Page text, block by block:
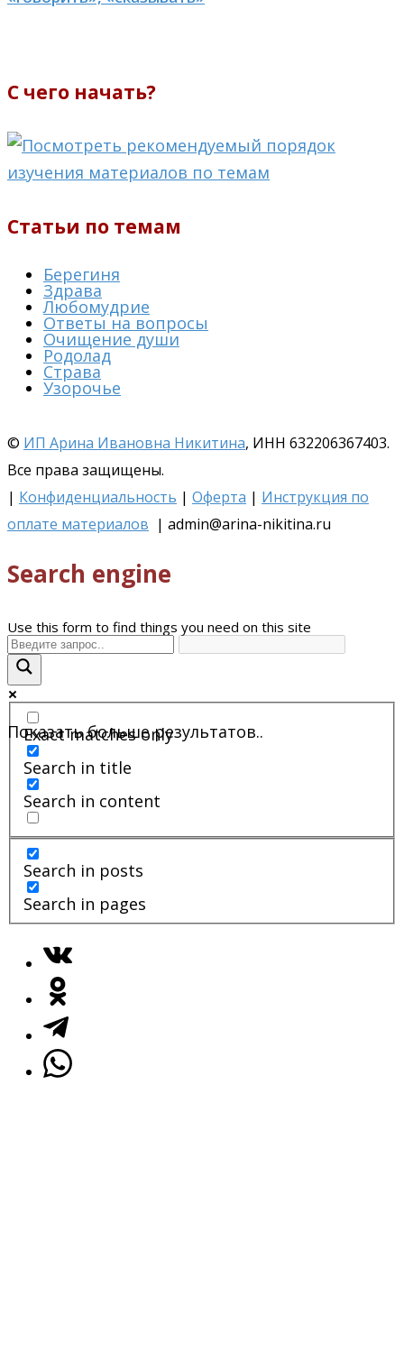
С чего начать?
Статьи по темам
Берегиня
Здрава
Любомудрие
Ответы на вопросы
Очищение души
Родолад
Страва
Узорочье
© ИП Арина Ивановна Никитина, ИНН 632206367403.
Все права защищены.
| Конфиденциальность | Оферта | Инструкция по
оплате материалов | admin@arina-nikitina.ru
Search engine
Use this form to find things you need on this site
Показать больше результатов..
Exact matches only
Search in title
Search in content
Search in posts
Search in pages